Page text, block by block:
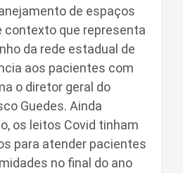
de espaços
que representa
da rede estadual de
aos pacientes com
o diretor geral do
Guedes. Ainda
os leitos Covid tinham
para atender pacientes
no final do ano